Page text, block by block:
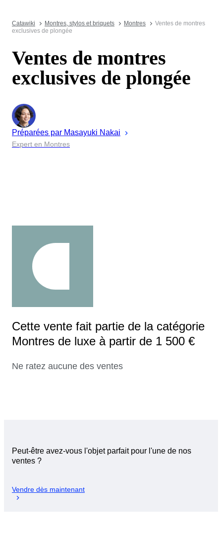
Catawiki Montres, stylos et briquets Montres
Ventes de montres
exclusives de plongée
Ventes de montres
exclusives de plongée
Préparées par Masayuki Nakai
Expert en Montres
Cette vente fait partie de la catégorie
Montres de luxe à partir de 1 500 €
Ne ratez aucune des ventes
Peut-être avez-vous l'objet parfait pour l'une de nos
ventes ?
Vendre dès maintenant